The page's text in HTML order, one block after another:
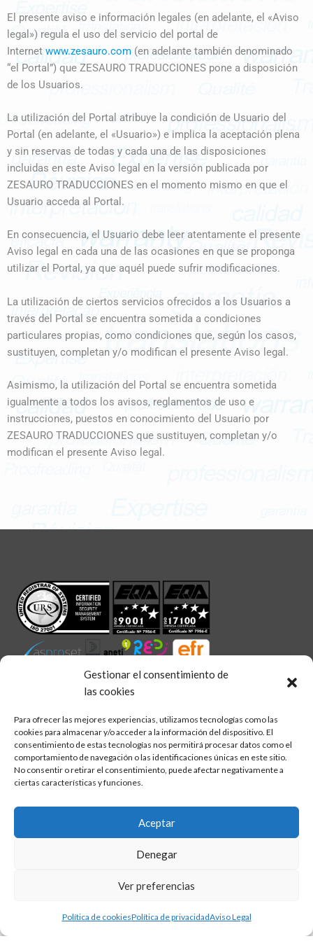
Gestionar el consentimiento de
las cookies
Para ofrecer las mejores experiencias, utilizamos tecnologías como las
cookies para almacenar y/o acceder a la información del dispositivo. El
consentimiento de estas tecnologías nos permitirá procesar datos como el
comportamiento de navegación o las identificaciones únicas en este sitio.
No consentir o retirar el consentimiento, puede afectar negativamente a
ciertas características y funciones.
Aceptar
Denegar
Ver preferencias
Política de cookiesPolítica de privacidadAviso Legal
El presente aviso e información legales (en adelante, el «Aviso
legal») regula el uso del servicio del portal de
Internet www.zesauro.com (en adelante también denominado
“el Portal”) que ZESAURO TRADUCCIONES pone a disposición
de los Usuarios.
La utilización del Portal atribuye la condición de Usuario del
Portal (en adelante, el «Usuario») e implica la aceptación plena
y sin reservas de todas y cada una de las disposiciones
incluidas en este Aviso legal en la versión publicada por
ZESAURO TRADUCCIONES en el momento mismo en que el
Usuario acceda al Portal.
En consecuencia, el Usuario debe leer atentamente el presente
Aviso legal en cada una de las ocasiones en que se proponga
utilizar el Portal, ya que aquél puede sufrir modificaciones.
La utilización de ciertos servicios ofrecidos a los Usuarios a
través del Portal se encuentra sometida a condiciones
particulares propias, como condiciones que, según los casos,
sustituyen, completan y/o modifican el presente Aviso legal.
Asimismo, la utilización del Portal se encuentra sometida
igualmente a todos los avisos, reglamentos de uso e
instrucciones, puestos en conocimiento del Usuario por
ZESAURO TRADUCCIONES que sustituyen, completan y/o
modifican el presente Aviso legal.
Política de calidad
Inglés Francés Alemán
Italiano